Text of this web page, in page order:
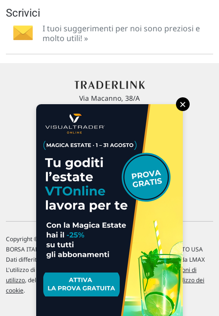
Scrivici
I tuoi suggerimenti per noi sono preziosi e
molto utili! »
Via Macanno, 38/A
P.IVA 02 452 460 401
Chi siamo
Commenti e segnalazioni
Contattaci
Copyright © 1996-2026 Traderlink Italia s.r.l.
BORSA ITALIANA Quotazioni di borsa differite di 15 min. / MERCATO USA
Dati differiti di 15 min. (fonte Intrinio) / FOREX Quotazioni fornite da LMAX
L'utilizzo di questo sito implica l'accettazione delle nostre Condizioni di
utilizzo, del Disclaimer MAR, delle Politiche sulla privacye dell' Utilizzo dei
cookie.
×